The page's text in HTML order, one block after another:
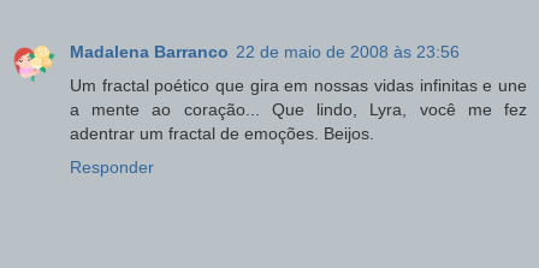
Madalena Barranco 22 de maio de 2008 às 23:56
Um fractal poético que gira em nossas vidas infinitas e une
a mente ao coração... Que lindo, Lyra, você me fez
adentrar um fractal de emoções. Beijos.
Responder